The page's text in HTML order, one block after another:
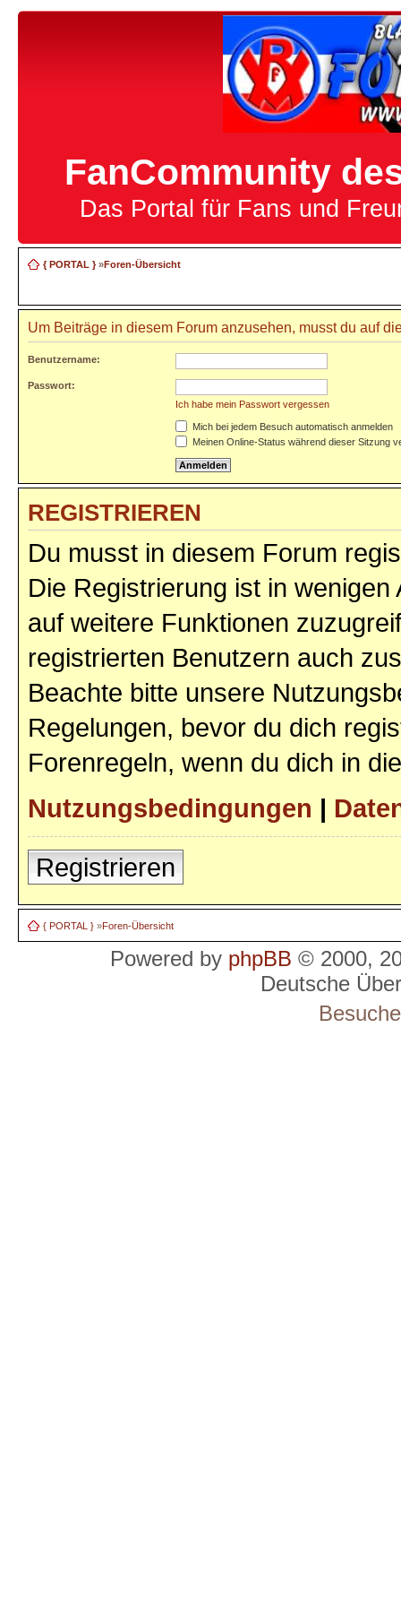
FanCommunity
Das Portal für Fans und
{ PORTAL }»Foren-Übersicht
Um Beiträge in diesem Forum anzusehen, musst du auf
Benutzername:
Passwort:
Ich habe mein Passwort vergessen
Mich bei jedem Besuch automatisch anmelden
Meinen Online-Status während dieser Sitzung
REGISTRIEREN
Du musst in diesem Forum
Die Registrierung ist in
auf weitere Funktionen
registrierten Benutzern auch
Beachte bitte unsere
Regelungen, bevor du dich
Forenregeln, wenn du dich in
Nutzungsbedingungen |
Registrieren
{ PORTAL } »Foren-Übersicht
Powered by phpBB © 2000,
Deutsche